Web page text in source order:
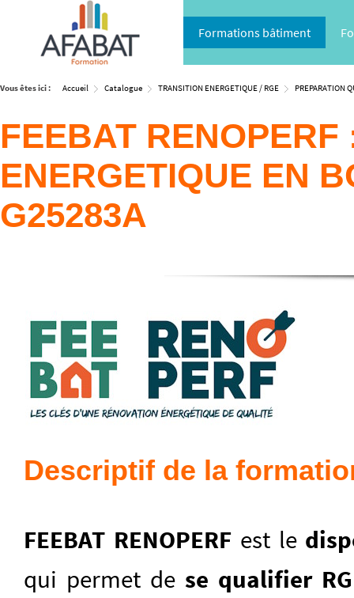
Formations bâtiment
Vous êtes ici : Accueil Catalogue TRANSITION ENERGETIQUE / RGE PREPARATION
FEEBAT
ENERGETIQUE EN
G25283A
Descriptif de la
FEEBAT RENOPERFest le
qui permet de se qualifier